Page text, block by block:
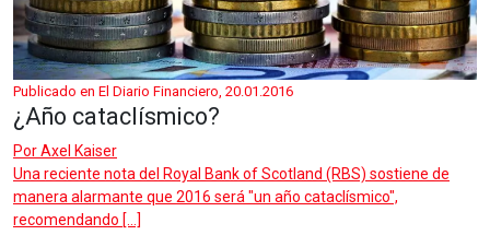
Publicado en El Diario Financiero, 20.01.2016
¿Año cataclísmico?
PorAxel Kaiser
Una reciente nota del Royal Bank of Scotland (RBS) sostiene de
manera alarmante que 2016 será "un año cataclísmico",
recomendando […]